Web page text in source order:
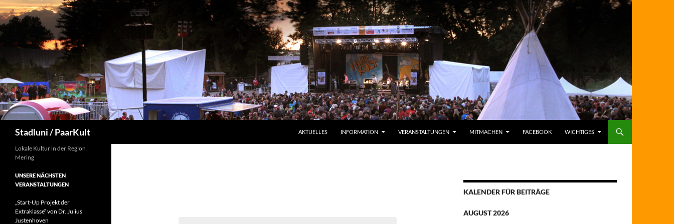
Stadluni / PaarKult
AKTUELLES
INFORMATION VERANSTALTUNGEN MITMACHEN FACEBOOK WICHTIGES
KALENDER FÜR BEITRÄGE
AUGUST 2026
Lokale Kultur in der Region
Mering
UNSERE NÄCHSTEN
VERANSTALTUNGEN
„Start-Up Projekt der
Extraklasse“ von Dr. Julius
Justenhoven